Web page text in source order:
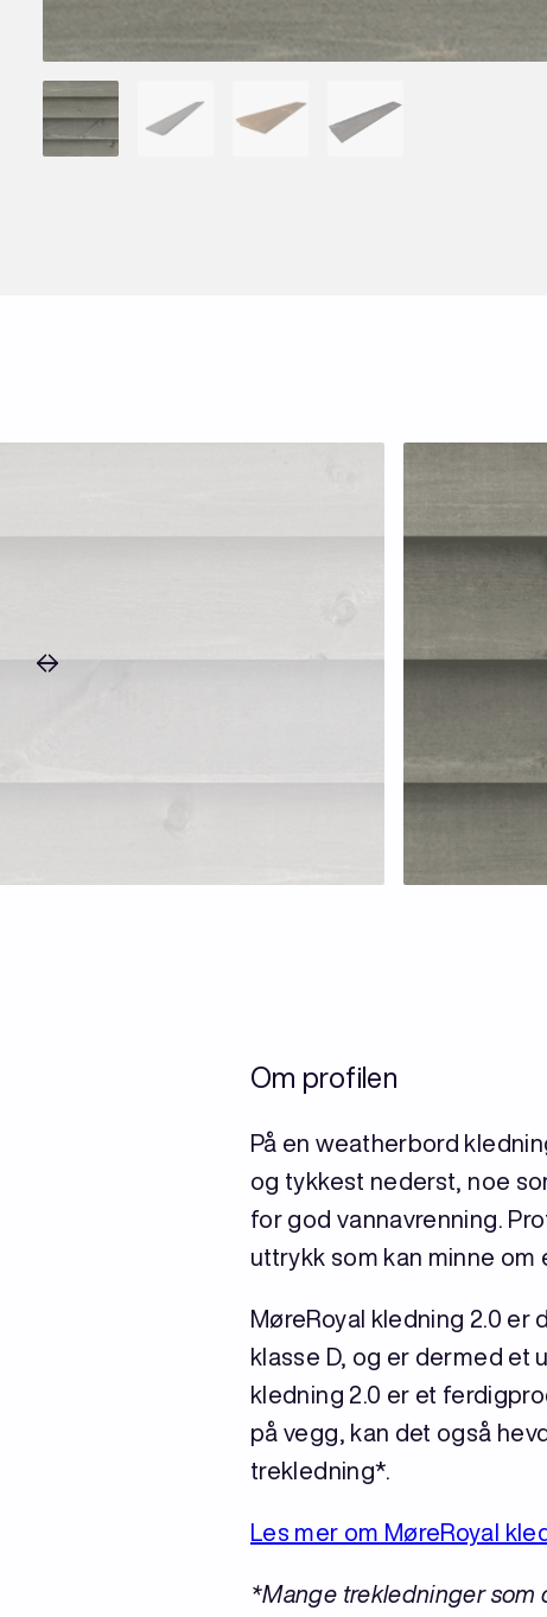
Om profilen
På en weatherbord
og tykkest nederst, noe
for god vannavrenning.
uttrykk som kan minne om
MøreRoyal kledning 2.0
klasse D, og er dermed et
kledning 2.0 er et
på vegg, kan det også
trekledning*.
Les mer om MøreRoyal
*Mange trekledninger som